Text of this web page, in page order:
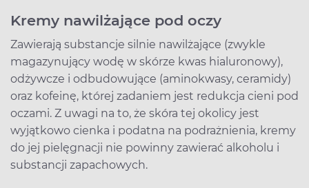
Kremy nawilżające pod oczy
Zawierają substancje silnie nawilżające (zwykle
magazynujący wodę w skórze kwas hialuronowy),
odżywcze i odbudowujące (aminokwasy, ceramidy)
oraz kofeinę, której zadaniem jest redukcja cieni pod
oczami. Z uwagi na to, że skóra tej okolicy jest
wyjątkowo cienka i podatna na podrażnienia, kremy
do jej pielęgnacji nie powinny zawierać alkoholu i
substancji zapachowych.